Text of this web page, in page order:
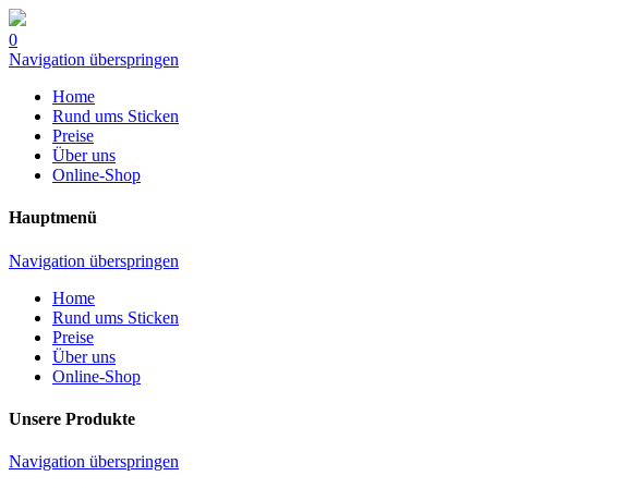
0
Navigation überspringen
Home
Rund ums Sticken
Preise
Über uns
Online-Shop
Hauptmenü
Navigation überspringen
Home
Rund ums Sticken
Preise
Über uns
Online-Shop
Unsere Produkte
Navigation überspringen